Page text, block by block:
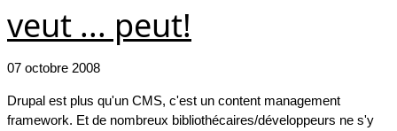
veut ... peut!
07 octobre 2008
Drupal est plus qu'un CMS, c'est un content management
framework. Et de nombreux bibliothécaires/développeurs ne s'y